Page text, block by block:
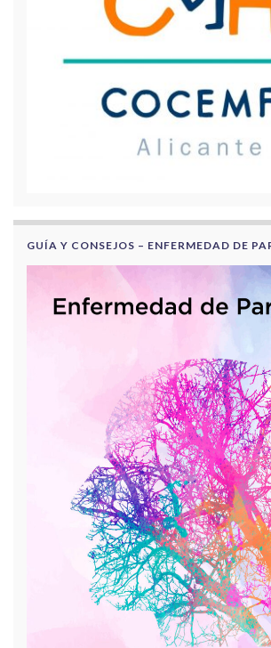
GUÍA Y CONSEJOS – ENFERMEDAD DE